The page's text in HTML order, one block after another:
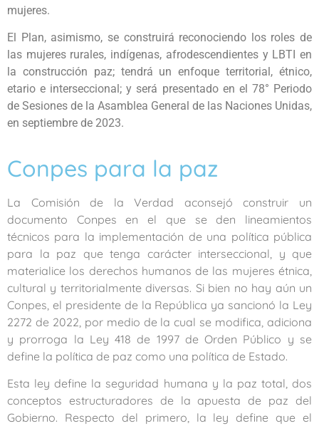
mujeres.
El Plan, asimismo, se construirá reconociendo los roles de
las mujeres rurales, indígenas, afrodescendientes y LBTI en
la construcción paz; tendrá un enfoque territorial, étnico,
etario e interseccional; y será presentado en el 78° Periodo
de Sesiones de la Asamblea General de las Naciones Unidas,
en septiembre de 2023.
Conpes para la paz
La Comisión de la Verdad aconsejó construir un
documento Conpes en el que se den lineamientos
técnicos para la implementación de una política pública
para la paz que tenga carácter interseccional, y que
materialice los derechos humanos de las mujeres étnica,
cultural y territorialmente diversas. Si bien no hay aún un
Conpes, el presidente de la República ya sancionó la Ley
2272 de 2022, por medio de la cual se modifica, adiciona
y prorroga la Ley 418 de 1997 de Orden Público y se
define la política de paz como una política de Estado.
Esta ley define la seguridad humana y la paz total, dos
conceptos estructuradores de la apuesta de paz del
Gobierno. Respecto del primero, la ley define que el